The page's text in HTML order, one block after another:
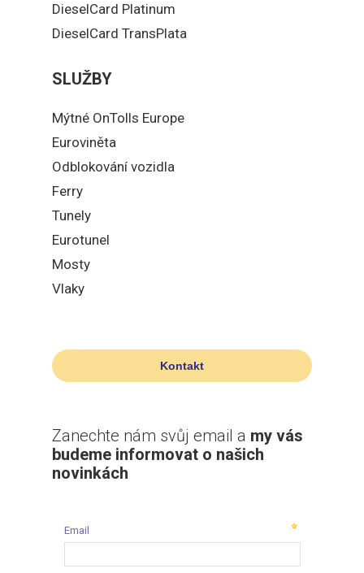
DieselCard Platinum
DieselCard TransPlata
SLUŽBY
Mýtné OnTolls Europe
Euroviněta
Odblokování vozidla
Ferry
Tunely
Eurotunel
Mosty
Vlaky
Kontakt
Zanechte nám svůj email a my vás
budeme informovat o našich
novinkách